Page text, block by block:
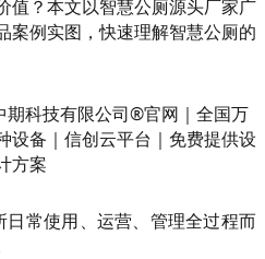
值？本文以智慧公厕源头厂家广
案例实图，快速理解智慧公厕的
常使用、运营、管理全过程而